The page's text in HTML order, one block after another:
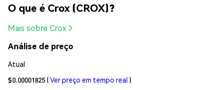
O que é Crox (CROX)?
Mais sobre Crox
Análise de preço
Atual
$0.00001825 (Ver preço em tempo real )